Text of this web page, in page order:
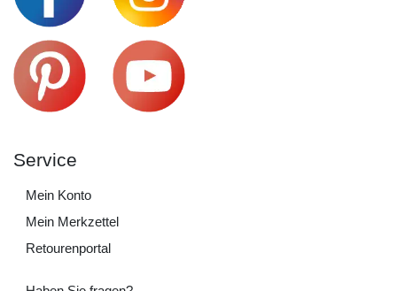
Service
Mein Konto
Mein Merkzettel
Retourenportal